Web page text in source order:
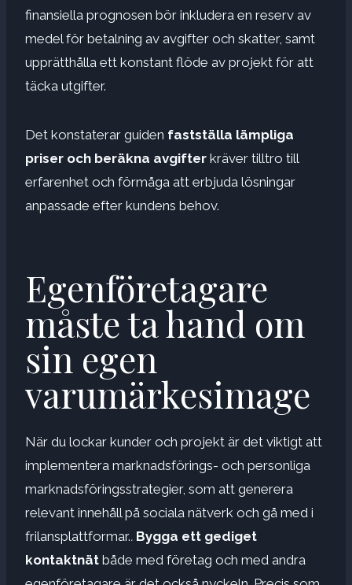
finansiella prognosen bör inkludera en reserv av
medel för betalning av avgifter och skatter, samt
upprätthålla ett konstant flöde av projekt för att
täcka utgifter.
Det konstaterar guiden fastställa lämpliga
priser och beräkna avgifter kräver tilltro till
erfarenhet och förmåga att erbjuda lösningar
anpassade efter kundens behov.
Egenföretagare
måste ta hand om
sin egen
varumärkesimage
När du lockar kunder och projekt är det viktigt att
implementera marknadsförings- och personliga
marknadsföringsstrategier, som att generera
relevant innehåll på sociala nätverk och gå med i
frilansplattformar.. Bygga ett gediget
kontaktnät både med företag och med andra